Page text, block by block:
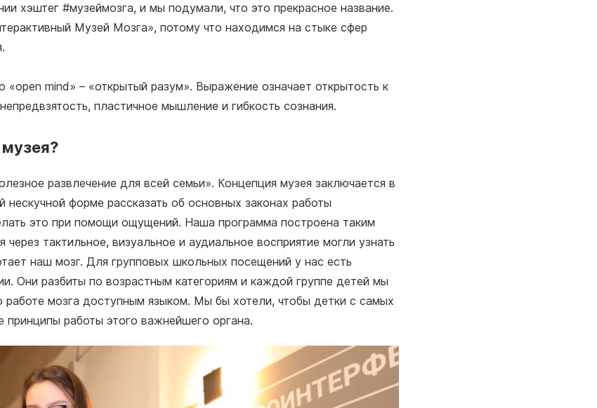
хэштег #музеймозга, и мы подумали, что это прекрасное название.
Музей Мозга», потому что находимся на стыке сфер
«open mind» – «открытый разум». Выражение означает открытость к
пластичное мышление и гибкость сознания.
развлечение для всей семьи». Концепция музея заключается в
нескучной форме рассказать об основных законах работы
это при помощи ощущений. Наша программа построена таким
через тактильное, визуальное и аудиальное восприятие могли узнать
наш мозг. Для групповых школьных посещений у нас есть
Они разбиты по возрастным категориям и каждой группе детей мы
работе мозга доступным языком. Мы бы хотели, чтобы детки с самых
принципы работы этого важнейшего органа.